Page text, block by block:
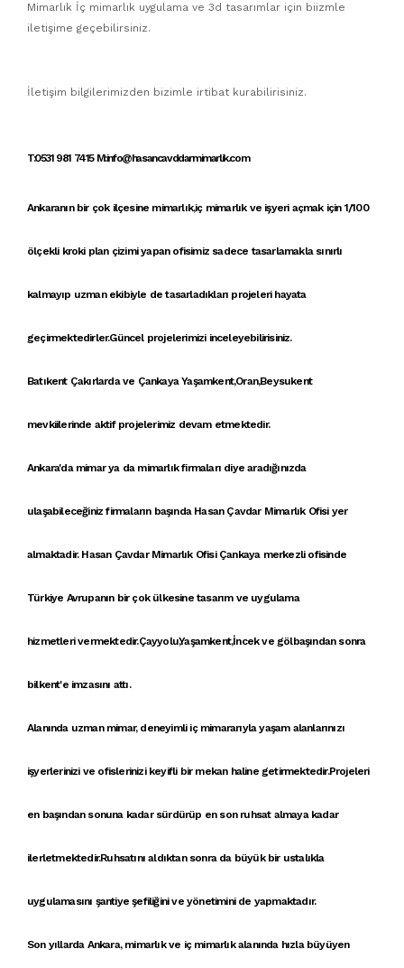
Mimarlık İç mimarlık uygulama ve 3d tasarımlar için biizmle
iletişime geçebilirsiniz.
İletişim bilgilerimizden bizimle irtibat kurabilirisiniz.
T:0531 981 7415 M:info@hasancavddarmimarlik.com
Ankaranın bir çok ilçesine mimarlık,iç mimarlıkve işyeri açmak için 1/100
ölçekli krokiplan çizimi yapan ofisimiz sadece tasarlamakla sınırlı
kalmayıp uzman ekibiyle de tasarladıkları projeleri hayata
geçirmektedirler.Güncel projelerimizi inceleyebilirisiniz.
Batıkent Çakırlarda ve Çankaya Yaşamkent,Oran,Beysukent
mevkiilerinde aktif projelerimiz devam etmektedir.
Ankara'da mimarya da mimarlık firmaları diye aradığınızda
ulaşabileceğiniz firmaların başında Hasan Çavdar Mimarlık Ofisi yer
almaktadir. Hasan Çavdar Mimarlık OfisiÇankayamerkezli ofisinde
Türkiye Avrupanın bir çok ülkesinetasarım ve uygulama
hizmetlerivermektedir.Çayyolu,Yaşamkent,İncek ve gölbaşından sonra
bilkent'e imzasını attı.
Alanında uzman mimar, deneyimli iç mimararıyla yaşam alanlarınızı
işyerlerinizi ve ofislerinizi keyifli bir mekan haline getirmektedir.Projeleri
en başından sonuna kadar sürdürüp en son ruhsat almaya kadar
ilerletmektedir.Ruhsatını aldıktan sonra da büyük bir ustalıkla
uygulamasını şantiye şefiliğini ve yönetimini de yapmaktadır.
Son yıllarda Ankara, mimarlıkve iç mimarlıkalanında hızla büyüyen